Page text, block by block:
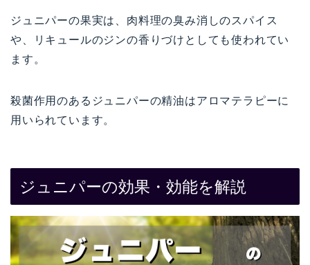
ジュニパーの果実は、肉料理の臭み消しのスパイス
や、リキュールのジンの香りづけとしても使われてい
ます。
殺菌作用のあるジュニパーの精油はアロマテラピーに
用いられています。
ジュニパーの効果・効能を解説